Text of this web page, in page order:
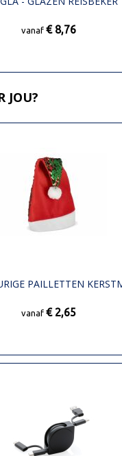
vanaf € 8,76
JOU?
PAILLETTEN
vanaf € 2,65